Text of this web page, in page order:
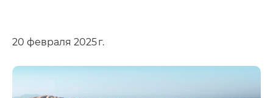
20 февраля 2025 г.